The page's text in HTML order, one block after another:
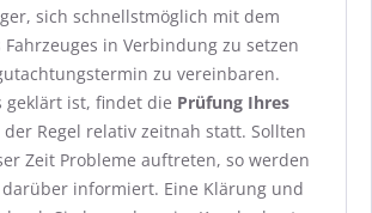
sich schnellstmöglich mit dem
in Verbindung zu setzen
zu vereinbaren.
geklärt ist, findet die Prüfung Ihres
der Regel relativ zeitnah statt. Sollten
Zeit Probleme auftreten, so werden
darüber informiert. Eine Klärung und